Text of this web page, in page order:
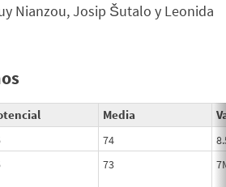
Nianzou, Josip Šutalo y Leonida
Media
74
73